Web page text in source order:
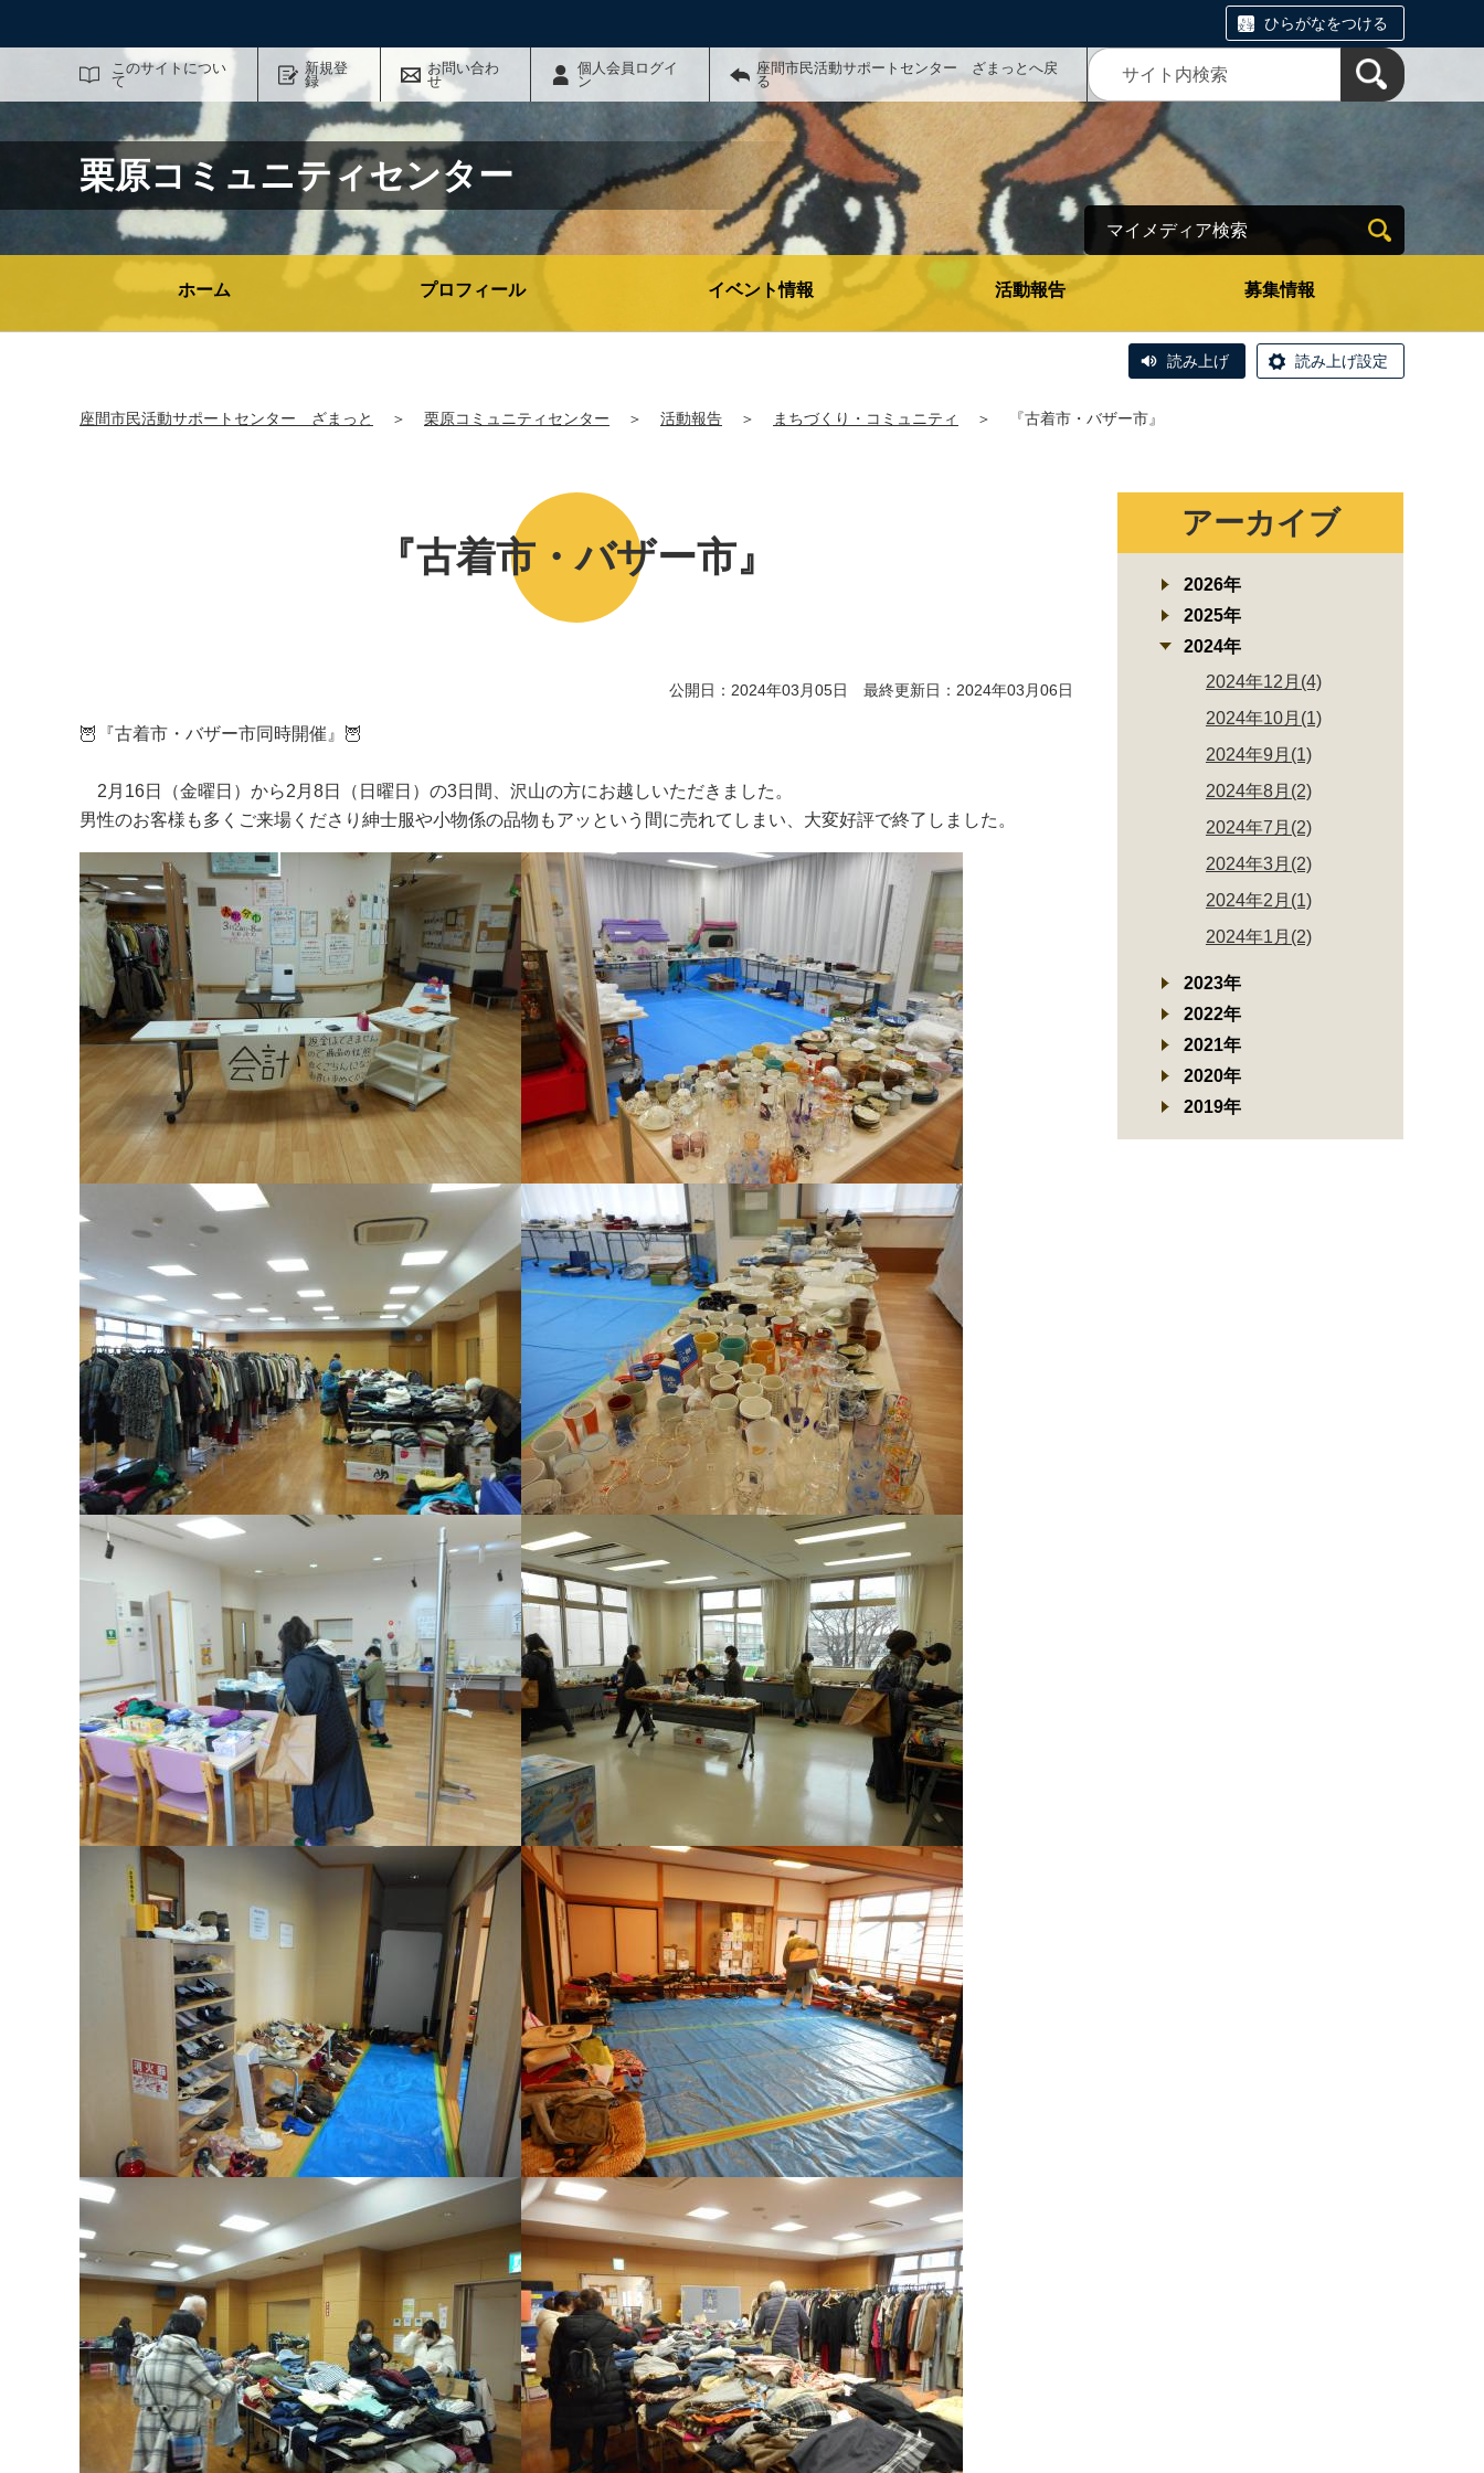
ひらがなをつける
このサイトについ
て
新規登
録
お問い合わ
せ
個人会員ログイ
ン
座間市民活動サポートセンター ざまっとへ戻
る
サイト内検索
栗原コミュニティセンター
ホーム プロフィール イベント情報 活動報告 募集情報
読み上げ 読み上げ設定
座間市民活動サポートセンター ざまっと ＞ 栗原コミュニティセンター ＞ 活動報告 ＞ まちづくり・コミュニティ ＞ 『古着市・バザー市』
『古着市・バザー市』
公開日：2024年03月05日 最終更新日：2024年03月06日
🦉『古着市・バザー市同時開催』🦉
2月16日（金曜日）から2月8日（日曜日）の3日間、沢山の方にお越しいただきました。
男性のお客様も多くご来場くださり紳士服や小物係の品物もアッという間に売れてしまい、大変好評で終了しました。
アーカイブ
2026年
2025年
2024年
2024年12月(4)
2024年10月(1)
2024年9月(1)
2024年8月(2)
2024年7月(2)
2024年3月(2)
2024年2月(1)
2024年1月(2)
2023年
2022年
2021年
2020年
2019年